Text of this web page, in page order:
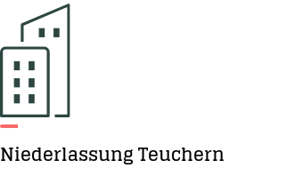
Niederlassung Teuchern